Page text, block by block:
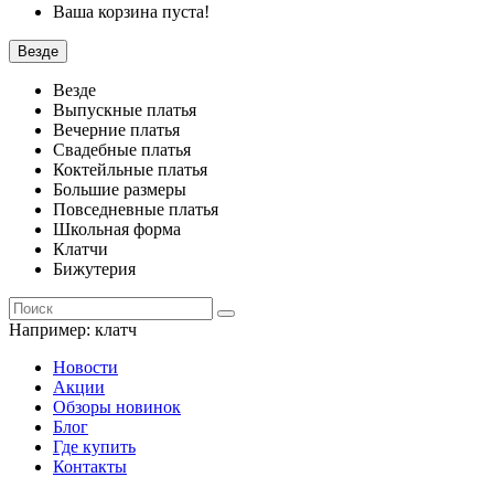
Ваша корзина пуста!
Везде
Везде
Выпускные платья
Вечерние платья
Свадебные платья
Коктейльные платья
Большие размеры
Повседневные платья
Школьная форма
Клатчи
Бижутерия
Например: клатч
Новости
Акции
Обзоры новинок
Блог
Где купить
Контакты